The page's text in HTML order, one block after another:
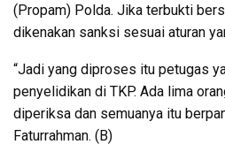
(Propam) Polda. Jika terbukti
dikenakan sanksi sesuai aturan
“Jadi yang diproses itu petugas
penyelidikan di TKP. Ada lima
diperiksa dan semuanya itu
Faturrahman. (B)